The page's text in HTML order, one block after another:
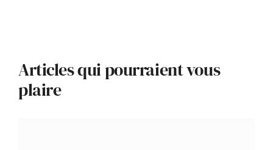
Articles qui pourraient vous
plaire